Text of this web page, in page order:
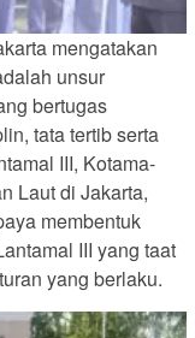
mengatakan
unsur
bertugas
tata tertib serta
III, Kotama-
Laut di Jakarta,
membentuk
III yang taat
yang berlaku.